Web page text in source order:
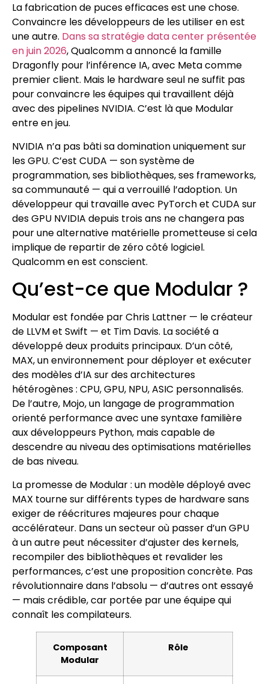
La fabrication de puces efficaces est une chose.
Convaincre les développeurs de les utiliser en est
une autre. Dans sa stratégie data center présentée
en juin 2026, Qualcomm a annoncé la famille
Dragonfly pour l’inférence IA, avec Meta comme
premier client. Mais le hardware seul ne suffit pas
pour convaincre les équipes qui travaillent déjà
avec des pipelines NVIDIA. C’est là que Modular
entre en jeu.
NVIDIA n’a pas bâti sa domination uniquement sur
les GPU. C’est CUDA — son système de
programmation, ses bibliothèques, ses frameworks,
sa communauté — qui a verrouillé l’adoption. Un
développeur qui travaille avec PyTorch et CUDA sur
des GPU NVIDIA depuis trois ans ne changera pas
pour une alternative matérielle prometteuse si cela
implique de repartir de zéro côté logiciel.
Qualcomm en est conscient.
Qu’est-ce que Modular ?
Modular est fondée par Chris Lattner — le créateur
de LLVM et Swift — et Tim Davis. La société a
développé deux produits principaux. D’un côté,
MAX, un environnement pour déployer et exécuter
des modèles d’IA sur des architectures
hétérogènes : CPU, GPU, NPU, ASIC personnalisés.
De l’autre, Mojo, un langage de programmation
orienté performance avec une syntaxe familière
aux développeurs Python, mais capable de
descendre au niveau des optimisations matérielles
de bas niveau.
La promesse de Modular : un modèle déployé avec
MAX tourne sur différents types de hardware sans
exiger de réécritures majeures pour chaque
accélérateur. Dans un secteur où passer d’un GPU
à un autre peut nécessiter d’ajuster des kernels,
recompiler des bibliothèques et revalider les
performances, c’est une proposition concrète. Pas
révolutionnaire dans l’absolu — d’autres ont essayé
— mais crédible, car portée par une équipe qui
connaît les compilateurs.
Composant
Modular
Rôle